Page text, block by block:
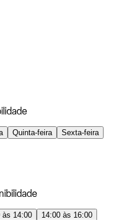
Quinta-feira
Sexta-feira
às 14:00
14:00 às 16:00